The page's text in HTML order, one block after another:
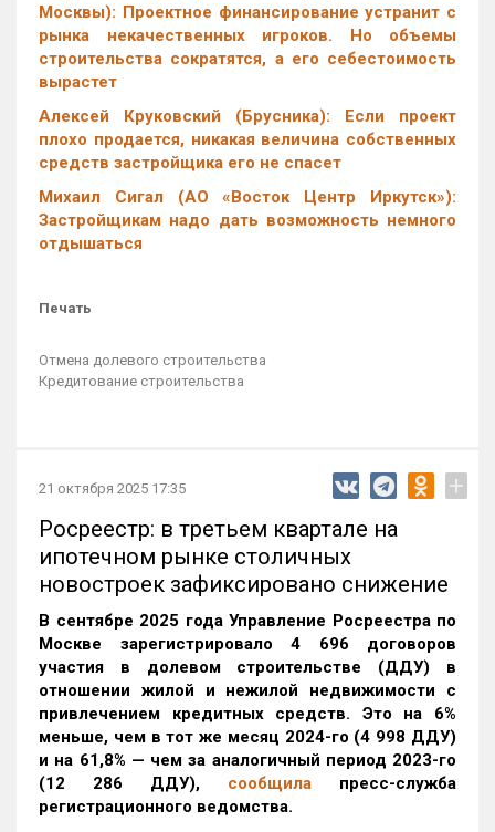
Москвы): Проектное финансирование устранит с
рынка некачественных игроков. Но объемы
строительства сократятся, а его себестоимость
вырастет
Алексей Круковский (Брусника): Если проект
плохо продается, никакая величина собственных
средств застройщика его не спасет
Михаил Сигал (АО «Восток Центр Иркутск»):
Застройщикам надо дать возможность немного
отдышаться
Печать
Отмена долевого строительства
Кредитование строительства
21 октября 2025 17:35 +
Росреестр: в третьем квартале на
ипотечном рынке столичных
новостроек зафиксировано снижение
В сентябре 2025 года Управление Росреестра по
Москве зарегистрировало 4 696 договоров
участия в долевом строительстве (ДДУ) в
отношении жилой и нежилой недвижимости с
привлечением кредитных средств. Это на 6%
меньше, чем в тот же месяц 2024-го (4 998 ДДУ)
и на 61,8% — чем за аналогичный период 2023-го
(12 286 ДДУ), сообщила пресс-служба
регистрационного ведомства.